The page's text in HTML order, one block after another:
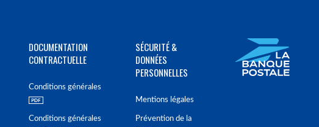
DOCUMENTATION
CONTRACTUELLE
Conditions générales
Conditions générales
SÉCURITÉ &
DONNÉES
PERSONNELLES
Mentions légales
Prévention de la